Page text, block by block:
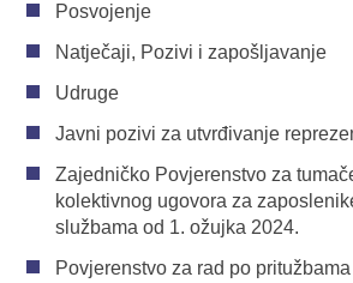
Posvojenje
Natječaji, Pozivi i zapošljavanje
Udruge
Javni pozivi za utvrđivanje
Zajedničko Povjerenstvo za
kolektivnog ugovora za
službama od 1. ožujka 2024.
Povjerenstvo za rad po